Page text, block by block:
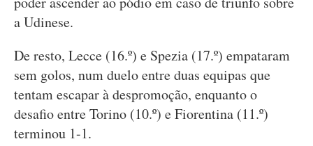
a Udinese.
De resto, Lecce (16.º) e Spezia (17.º) empataram
sem golos, num duelo entre duas equipas que
tentam escapar à despromoção, enquanto o
desafio entre Torino (10.º) e Fiorentina (11.º)
terminou 1-1.